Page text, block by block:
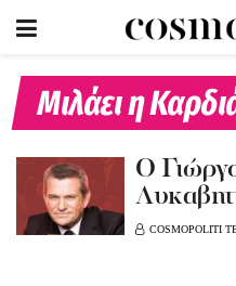
Μιλάει η
Ο
COSMOPOLITI